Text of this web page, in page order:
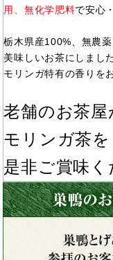
用、無化学肥料で安心
栃木県産100%、無農
美味しいお茶にしました
モリンガ特有の香りを
老舗のお茶
モリンガ茶を
是非ご賞味